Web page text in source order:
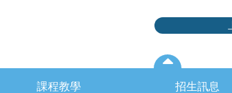
課程教學 招生訊息